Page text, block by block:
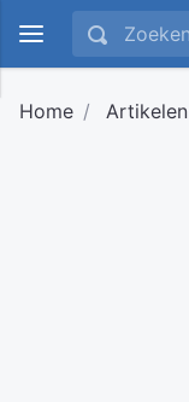
Home Artikelen